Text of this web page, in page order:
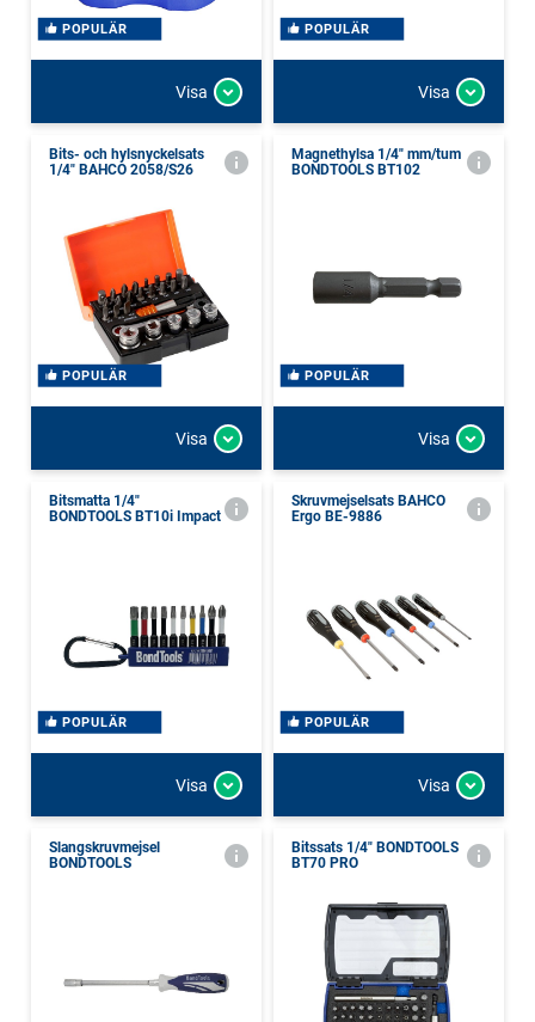
POPULÄR
Visa
POPULÄR
Visa
Bits- och hylsnyckelsats
1/4" BAHCO 2058/S26
POPULÄR
Visa
Magnethylsa 1/4" mm/tum
BONDTOOLS BT102
POPULÄR
Visa
Bitsmatta 1/4"
BONDTOOLS BT10i Impact
POPULÄR
Visa
Skruvmejselsats BAHCO
Ergo BE-9886
POPULÄR
Visa
Slangskruvmejsel
BONDTOOLS
Bitssats 1/4" BONDTOOLS
BT70 PRO